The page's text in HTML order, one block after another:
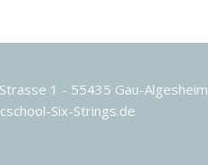
1 - 55435 Gau-Algesheim
Six-Strings.de